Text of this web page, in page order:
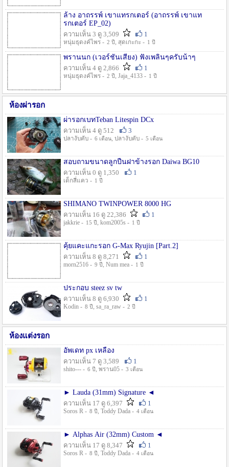
ล้าง อาถรรพ์ เขาแทรกเตอร์ (อาถรรพ์ เขาแท
รกเตอร์ EP_02)
ความเห็น 3 ดู 3,509
1
หนุ่มธุดงค์ไพร - 2 ปี , สุดเกะกะ - 1 ปี
พรานนก (เวอร์ชั่นเสียง) ฟังเพลินๆครับน้าๆ
ความเห็น 4 ดู 2,866
1
หนุ่มธุดงค์ไพร - 2 ปี , Jaja_4133 - 1 ปี
ห้องผ่ารอก
ผ่ารอกเบทTeban Litespin DCx
ความเห็น 4 ดู 512
3
ปลางับคับ - 6 เดือน, ปลางับคับ - 5 เดือน
สอบถามขนาดลูกปืนฝาข้างรอก Daiwa BG10
ความเห็น 0 ดู 1,350
1
เด็กสี่แคว - 1 ปี
SHIMANO TWINPOWER 8000 HG
ความเห็น 16 ดู 22,386
1
jakkrie - 15 ปี , kom2005s - 1 ปี
คุ้ยแคะแกะรอก G-Max Ryujin [Part.2]
ความเห็น 8 ดู 8,271
1
morn2516 - 9 ปี , Num mea - 1 ปี
ประกอบ steez sv tw
ความเห็น 8 ดู 6,930
1
Kodin - 8 ปี , sa_ra_raw - 2 ปี
ห้องแต่งรอก
อัพเดท px เหลือง
ความเห็น 7 ดู 3,589
1
shito--- - 6 ปี , พราน05 - 3 เดือน
► Lauda (31mm) Signature ◄
ความเห็น 17 ดู 6,397
1
Soros R - 8 ปี , Toddy Dada - 4 เดือน
► Alphas Air (32mm) Custom ◄
ความเห็น 17 ดู 8,347
1
Soros R - 8 ปี , Toddy Dada - 4 เดือน